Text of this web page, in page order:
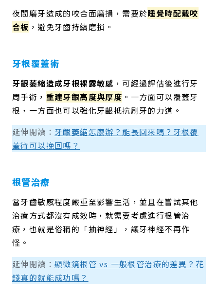
夜間磨牙造成的咬合面磨損，需要於睡覺時配戴咬
合板 ，避免牙齒持續磨損。
牙根覆蓋術
牙齦萎縮造成牙根裸露敏感 ，可經過評估後進行牙
周手術， 重建牙齦高度與厚度 。一方面可以覆蓋牙
根，一方面也可以強化牙齦抵抗刷牙的力道。
延伸閱讀： 牙齦萎縮怎麼辦？能長回來嗎？牙根覆
蓋術可以挽回嗎？
根管治療
當牙齒敏感程度嚴重至影響生活，並且在嘗試其他
治療方式都沒有成效時，就需要考慮進行根管治
療，也就是俗稱的「抽神經」，讓牙神經不再作
怪。
延伸閱讀： 顯微鏡根管 vs 一般根管治療的差異？花
錢真的就能成功嗎？